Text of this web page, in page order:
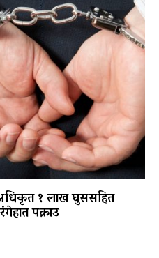
१ लाख घुससहित
पक्राउ